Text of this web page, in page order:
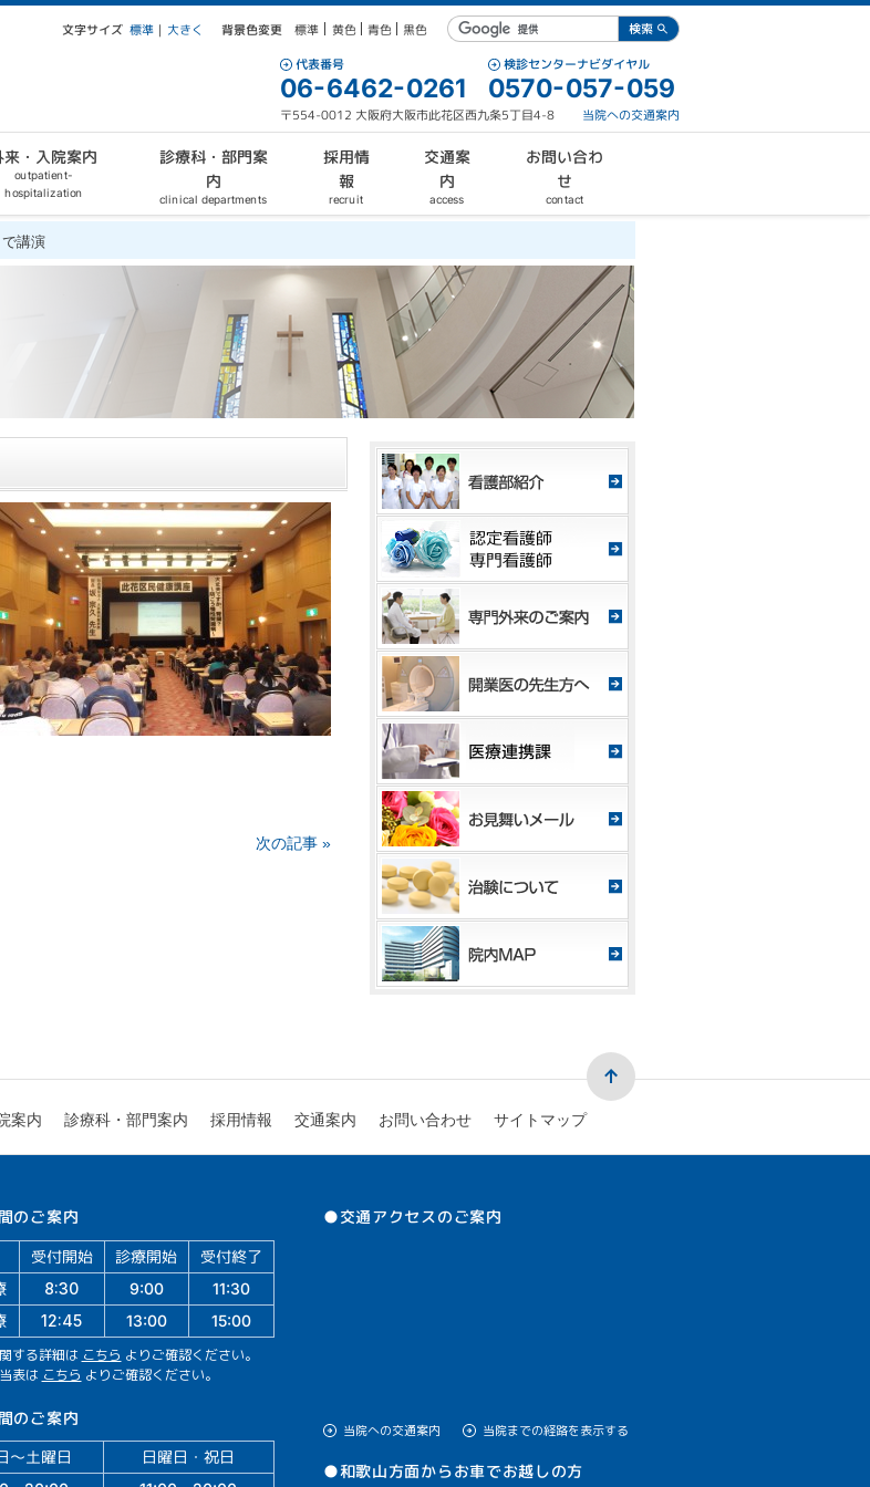
文字サイズ 標準 ｜ 大きく 背景色変更 標準 黄色 青色 黒色
代表番号
06-6462-0261
検診センターナビダイヤル
0570-057-059
〒554-0012 大阪府大阪市此花区西九条5丁目4-8 当院への交通案内
来・入院案内
outpatient-
hospitalization
診療科・部門案
内
clinical departments
採用情
報
recruit
交通案
内
access
お問い合わ
せ
contact
講演
次の記事 »
案内 診療科・部門案内 採用情報 交通案内 お問い合わせ サイトマップ
のご案内
受付開始 診療開始
受付終了
8:30 9:00 11:30
12:45 13:00 15:00
する詳細は こちら よりご確認ください。
表は こちら よりご確認ください。
のご案内
～土曜日 日曜日・祝日
●交通アクセスのご案内
当院への交通案内 当院までの経路を表示する
●和歌山方面からお車でお越しの方